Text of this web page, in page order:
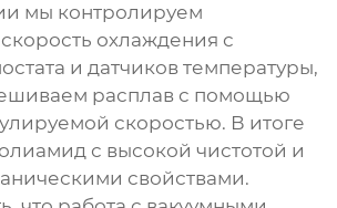
мы контролируем
охлаждения с
и датчиков температуры,
расплав с помощью
скоростью. В итоге
с высокой чистотой и
свойствами.